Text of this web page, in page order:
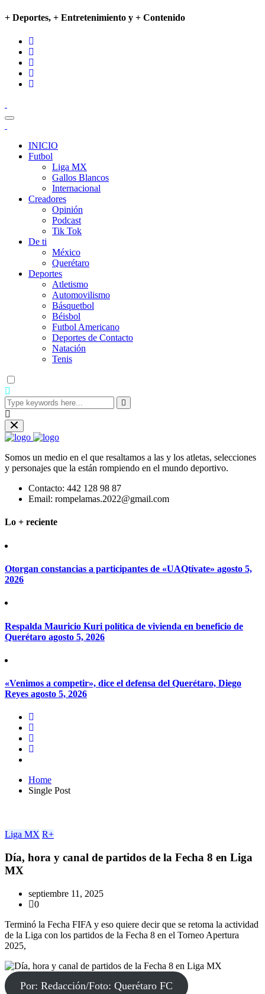
+ Deportes, + Entretenimiento y + Contenido
INICIO
Futbol
Liga MX
Gallos Blancos
Internacional
Creadores
Opinión
Podcast
Tik Tok
De ti
México
Querétaro
Deportes
Atletismo
Automovilismo
Básquetbol
Béisbol
Futbol Americano
Deportes de Contacto
Natación
Tenis
Somos un medio en el que resaltamos a las y los atletas, selecciones
y personajes que la están rompiendo en el mundo deportivo.
Contacto: 442 128 98 87
Email: rompelamas.2022@gmail.com
Lo + reciente
Otorgan constancias a participantes de «UAQtívate» agosto 5,
2026
Respalda Mauricio Kuri política de vivienda en beneficio de
Querétaro agosto 5, 2026
«Venimos a competir», dice el defensa del Querétaro, Diego
Reyes agosto 5, 2026
Home
Single Post
Liga MX R+
Día, hora y canal de partidos de la Fecha 8 en Liga
MX
septiembre 11, 2025
0
Terminó la Fecha FIFA y eso quiere decir que se retoma la actividad
de la Liga con los partidos de la Fecha 8 en el Torneo Apertura
2025,
Por: Redacción/Foto: Querétaro FC